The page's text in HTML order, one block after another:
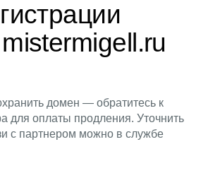
домен — обратитесь к
для оплаты продления. Уточнить
с партнером можно в службе